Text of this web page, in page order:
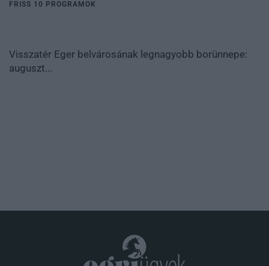
FRISS 10 PROGRAMOK
Visszatér Eger belvárosának legnagyobb borünnepe:
auguszt...